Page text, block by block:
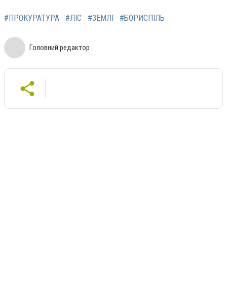
#ПРОКУРАТУРА #ЛІС #ЗЕМЛІ #БОРИСПІЛЬ
Головний редактор